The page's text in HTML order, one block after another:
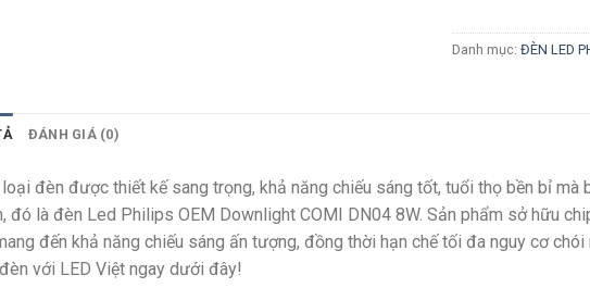
Danh mục: ĐÈN LED
ĐÁNH GIÁ (0)
đèn được thiết kế sang trọng, khả năng chiếu sáng tốt, tuổi thọ bền bỉ mà
đó là đèn Led Philips OEM Downlight COMI DN04 8W. Sản phẩm sở hữu
đến khả năng chiếu sáng ấn tượng, đồng thời hạn chế tối đa nguy cơ
với LED Việt ngay dưới đây!